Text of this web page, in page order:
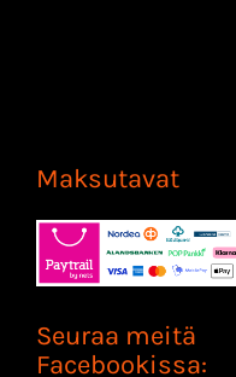
Maksutavat
Seuraa meitä
Facebookissa: